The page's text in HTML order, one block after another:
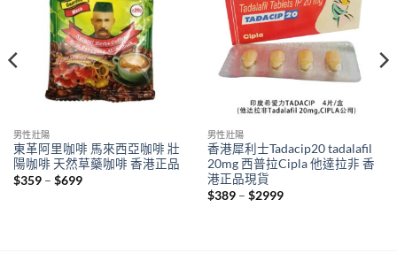
男性壯陽
東革阿里咖啡 馬來西亞咖啡 壯
陽咖啡 天然草藥咖啡 香港正品
$359 – $699Price
男性壯陽
香港犀利士Tadacip20 tadalafil
20mg 西普拉Cipla 他達拉非 香
港正品現貨
$389 – $2999Price